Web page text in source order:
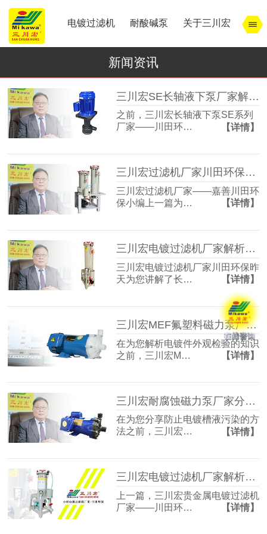
电镀过滤机 耐酸碱泵 关于三川宏
新闻资讯
三川宏SE长轴液下泵厂家解析电镀镀铬时间和镀后处理
之前，三川宏长轴液下泵SE系列
厂家——川田环…
【详情】
三川宏过滤机厂家川田环保解析宁波余姚镇北工业园模式
三川宏过滤机厂家——嘉善川田环
保小编上一篇为…
【详情】
三川宏电镀过滤机厂家解析宁波余姚镇北工业园区的特点
三川宏电镀过滤机厂家川田环保昨
天为您讲解了长…
【详情】
三川宏MEF氟塑料磁力泵厂家解析电镀件外观检验的知识
在为您解析电镀件外观检验的知识
之前，三川宏M…
【详情】
三川宏耐腐蚀磁力泵厂家分享防止电镀槽液污染的方法
在为您分享防止电镀槽液污染的方
法之前，三川宏…
【详情】
三川宏电镀过滤机厂家解析电刷镀技术工艺流程
上一篇，三川宏贵金属电镀过滤机
厂家——川田环…
【详情】